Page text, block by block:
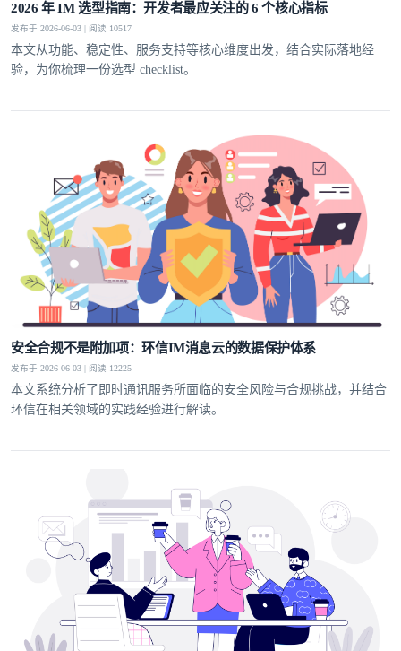
2026 年 IM 选型指南：开发者最应关注的 6 个核心指标
发布于 2026-06-03 | 阅读 10517
本文从功能、稳定性、服务支持等核心维度出发，结合实际落地经
验，为你梳理一份选型 checklist。
安全合规不是附加项：环信IM消息云的数据保护体系
发布于 2026-06-03 | 阅读 12225
本文系统分析了即时通讯服务所面临的安全风险与合规挑战，并结合
环信在相关领域的实践经验进行解读。